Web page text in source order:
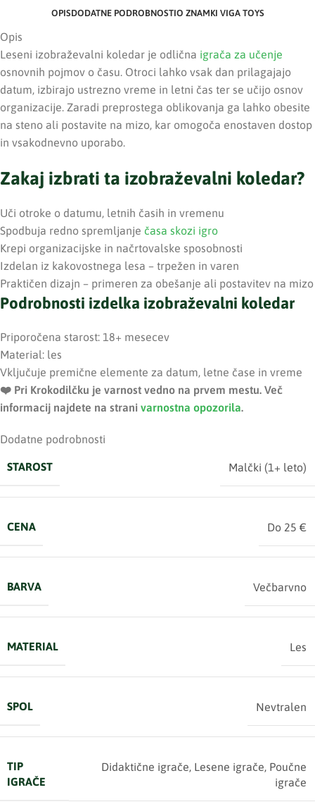
OPISDODATNE PODROBNOSTIO ZNAMKI VIGA TOYS
Opis
Leseni izobraževalni koledar je odlična igrača za učenje
osnovnih pojmov o času. Otroci lahko vsak dan prilagajajo
datum, izbirajo ustrezno vreme in letni čas ter se učijo osnov
organizacije. Zaradi preprostega oblikovanja ga lahko obesite
na steno ali postavite na mizo, kar omogoča enostaven dostop
in vsakodnevno uporabo.
Zakaj izbrati ta izobraževalni koledar?
Uči otroke o datumu, letnih časih in vremenu
Spodbuja redno spremljanje časa skozi igro
Krepi organizacijske in načrtovalske sposobnosti
Izdelan iz kakovostnega lesa – trpežen in varen
Praktičen dizajn – primeren za obešanje ali postavitev na mizo
Podrobnosti izdelka izobraževalni koledar
Priporočena starost: 18+ mesecev
Material: les
Vključuje premične elemente za datum, letne čase in vreme
❤️ ️Pri Krokodilčku je varnost vedno na prvem mestu. Več
informacij najdete na strani varnostna opozorila.
Dodatne podrobnosti
STAROST Malčki (1+ leto)
CENA Do 25 €
BARVA Večbarvno
MATERIAL Les
SPOL Nevtralen
TIP
IGRAČE
Didaktične igrače, Lesene igrače, Poučne
igrače